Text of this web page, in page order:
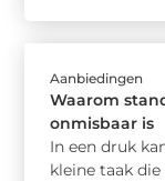
Aanbiedingen
Waarom
onmisbaar is
In een druk
kleine taak